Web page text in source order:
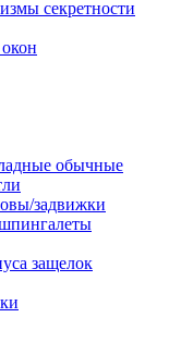
секретности
обычные
задвижки
защелок